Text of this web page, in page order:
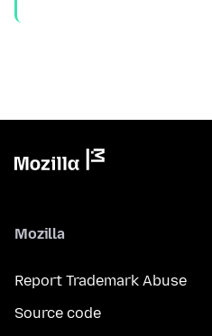
Mozilla
Report Trademark Abuse
Source code